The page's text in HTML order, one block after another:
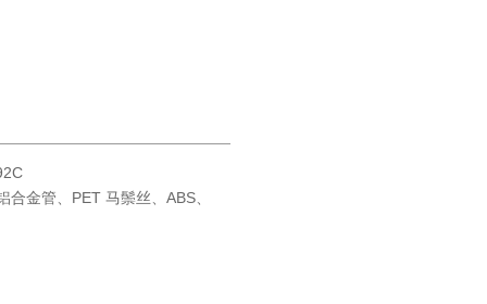
合金管、PET 马鬃丝、ABS、